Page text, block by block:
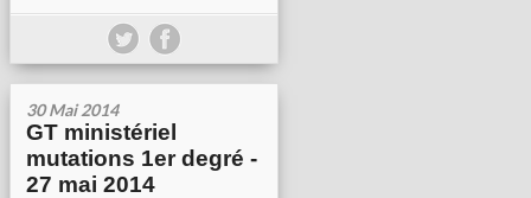
30 Mai 2014
GT ministériel
mutations 1er degré -
27 mai 2014